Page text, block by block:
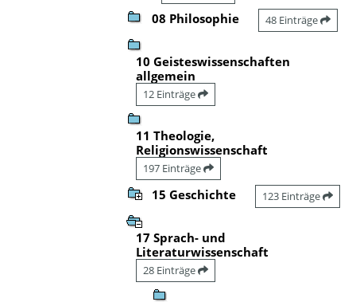
08 Philosophie 48 Einträge
10 Geisteswissenschaften
allgemein
12 Einträge
11 Theologie,
Religionswissenschaft
197 Einträge
15 Geschichte 123 Einträge
17 Sprach- und
Literaturwissenschaft
28 Einträge